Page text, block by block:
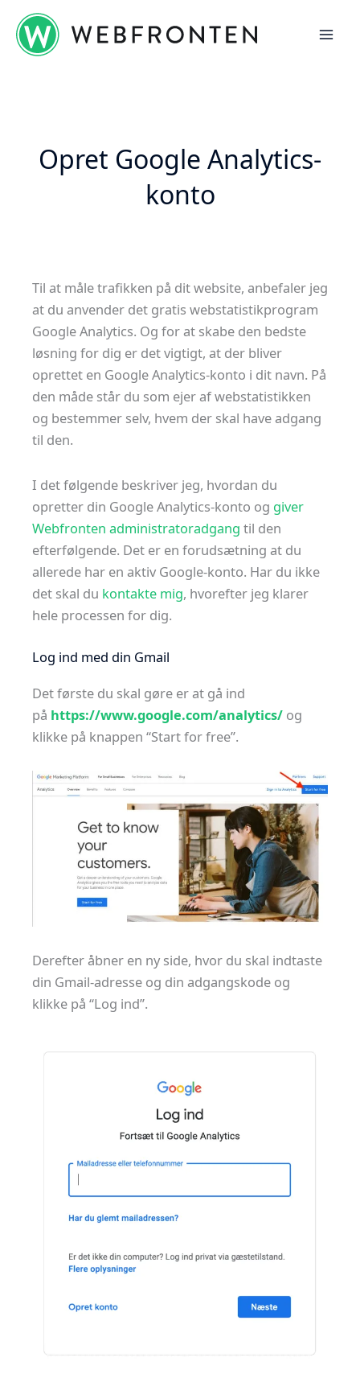
indholdet
Opret Google Analytics-
konto
Til at måle trafikken på dit website, anbefaler jeg
at du anvender det gratis webstatistikprogram
Google Analytics. Og for at skabe den bedste
løsning for dig er det vigtigt, at der bliver
oprettet en Google Analytics-konto i dit navn. På
den måde står du som ejer af webstatistikken
og bestemmer selv, hvem der skal have adgang
til den.
I det følgende beskriver jeg, hvordan du
opretter din Google Analytics-konto og giver
Webfronten administratoradgang til den
efterfølgende. Det er en forudsætning at du
allerede har en aktiv Google-konto. Har du ikke
det skal du kontakte mig, hvorefter jeg klarer
hele processen for dig.
Log ind med din Gmail
Det første du skal gøre er at gå ind
på https://www.google.com/analytics/ og
klikke på knappen “Start for free”.
Derefter åbner en ny side, hvor du skal indtaste
din Gmail-adresse og din adgangskode og
klikke på “Log ind”.